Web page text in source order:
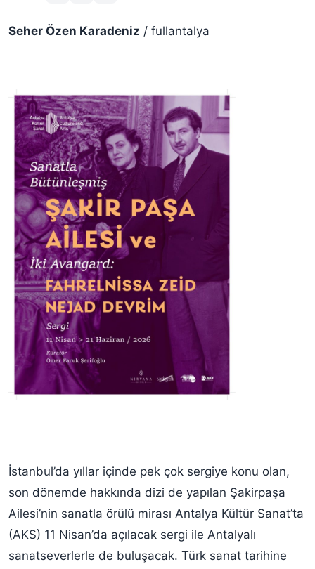
Seher Özen Karadeniz / fullantalya
İstanbul’da yıllar içinde pek çok sergiye konu olan,
son dönemde hakkında dizi de yapılan Şakirpaşa
Ailesi’nin sanatla örülü mirası Antalya Kültür Sanat’ta
(AKS) 11 Nisan’da açılacak sergi ile Antalyalı
sanatseverlerle de buluşacak. Türk sanat tarihine